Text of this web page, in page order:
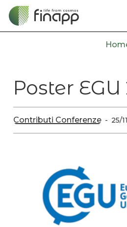
Skip
Poster EGU
Contributi Conferenze 25/